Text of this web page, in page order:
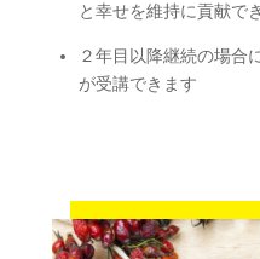
と幸せを維持に貢献で
２年目以降継続の場合
が受講できます